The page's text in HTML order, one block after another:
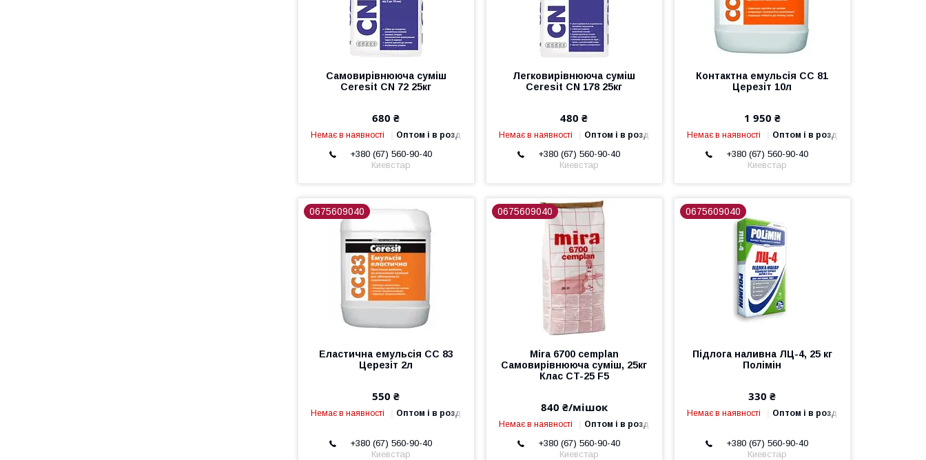
Самовирівнююча суміш
Ceresit CN 72 25кг
680 ₴
Немає в наявності Оптом і в роздріб
+380 (67) 560-90-40
Киевстар
Легковирівнююча суміш
Ceresit CN 178 25кг
480 ₴
Немає в наявності Оптом і в роздріб
+380 (67) 560-90-40
Киевстар
Контактна емульсія СС 81
Церезіт 10л
1 950 ₴
Немає в наявності Оптом і в роздріб
+380 (67) 560-90-40
Киевстар
0675609040
Еластична емульсія СС 83
Церезіт 2л
550 ₴
Немає в наявності Оптом і в роздріб
+380 (67) 560-90-40
Киевстар
0675609040
Mira 6700 cemplan
Самовирівнююча суміш, 25кг
Клас CT-25 F5
840 ₴/мішок
Немає в наявності Оптом і в роздріб
+380 (67) 560-90-40
Киевстар
0675609040
Підлога наливна ЛЦ-4, 25 кг
Полімін
330 ₴
Немає в наявності Оптом і в роздріб
+380 (67) 560-90-40
Киевстар